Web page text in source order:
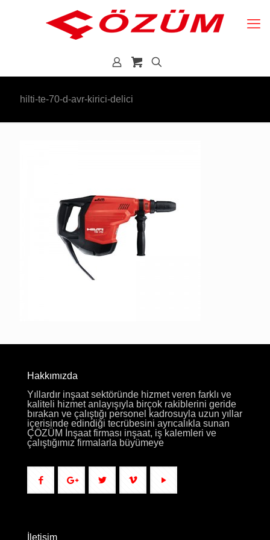
hilti-te-70-d-avr-kirici-delici
Hakkımızda
Yıllardır inşaat sektöründe hizmet veren farklı ve
kaliteli hizmet anlayışıyla birçok rakiblerini geride
bırakan ve çalıştığı personel kadrosuyla uzun yıllar
içerisinde edindiği tecrübesini ayrıcalıkla sunan
ÇÖZÜM İnşaat firması inşaat, iş kalemleri ve
çalıştığımız firmalarla büyümeye
İletişim